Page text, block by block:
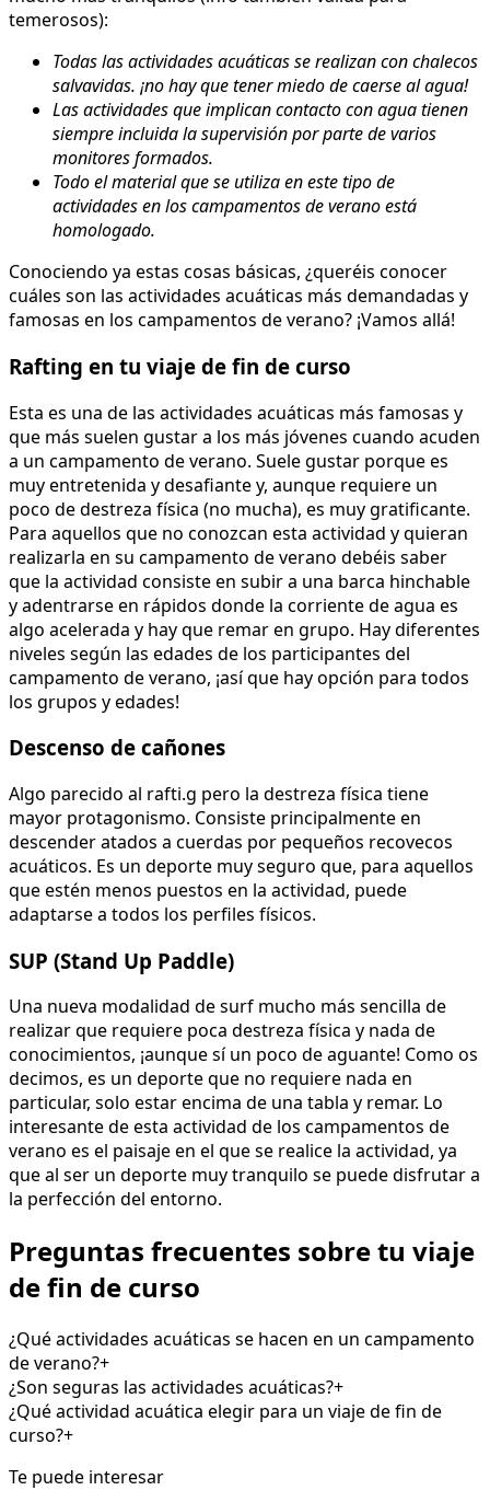
temerosos):
Todas las actividades acuáticas se realizan con chalecos
salvavidas. ¡no hay que tener miedo de caerse al agua!
Las actividades que implican contacto con agua tienen
siempre incluida la supervisión por parte de varios
monitores formados.
Todo el material que se utiliza en este tipo de
actividades en los campamentos de verano está
homologado.
Conociendo ya estas cosas básicas, ¿queréis conocer
cuáles son las actividades acuáticas más demandadas y
famosas en los campamentos de verano? ¡Vamos allá!
Rafting en tu viaje de fin de curso
Esta es una de las actividades acuáticas más famosas y
que más suelen gustar a los más jóvenes cuando acuden
a un campamento de verano. Suele gustar porque es
muy entretenida y desafiante y, aunque requiere un
poco de destreza física (no mucha), es muy gratificante.
Para aquellos que no conozcan esta actividad y quieran
realizarla en su campamento de verano debéis saber
que la actividad consiste en subir a una barca hinchable
y adentrarse en rápidos donde la corriente de agua es
algo acelerada y hay que remar en grupo. Hay diferentes
niveles según las edades de los participantes del
campamento de verano, ¡así que hay opción para todos
los grupos y edades!
Descenso de cañones
Algo parecido al rafti.g pero la destreza física tiene
mayor protagonismo. Consiste principalmente en
descender atados a cuerdas por pequeños recovecos
acuáticos. Es un deporte muy seguro que, para aquellos
que estén menos puestos en la actividad, puede
adaptarse a todos los perfiles físicos.
SUP (Stand Up Paddle)
Una nueva modalidad de surf mucho más sencilla de
realizar que requiere poca destreza física y nada de
conocimientos, ¡aunque sí un poco de aguante! Como os
decimos, es un deporte que no requiere nada en
particular, solo estar encima de una tabla y remar. Lo
interesante de esta actividad de los campamentos de
verano es el paisaje en el que se realice la actividad, ya
que al ser un deporte muy tranquilo se puede disfrutar a
la perfección del entorno.
Preguntas frecuentes sobre tu viaje
de fin de curso
¿Qué actividades acuáticas se hacen en un campamento
de verano?+
¿Son seguras las actividades acuáticas?+
¿Qué actividad acuática elegir para un viaje de fin de
curso?+
Te puede interesar